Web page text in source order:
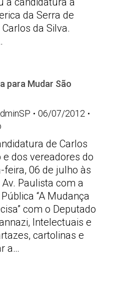
da Serra de
da Silva.
para Mudar São
06/07/2012
de Carlos
dos vereadores do
feira, 06 de julho às
Paulista com a
“A Mudança
com o Deputado
Intelectuais e
cartolinas e
a…